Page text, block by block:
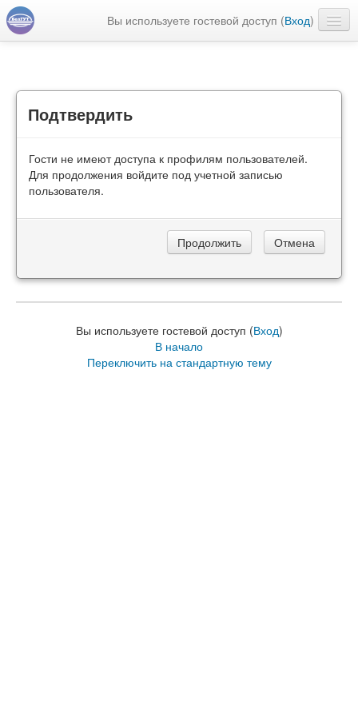
Вы используете гостевой доступ (Вход)
Подтвердить
Гости не имеют доступа к профилям пользователей.
Для продолжения войдите под учетной записью
пользователя.
Вы используете гостевой доступ (Вход)
В начало
Переключить на стандартную тему